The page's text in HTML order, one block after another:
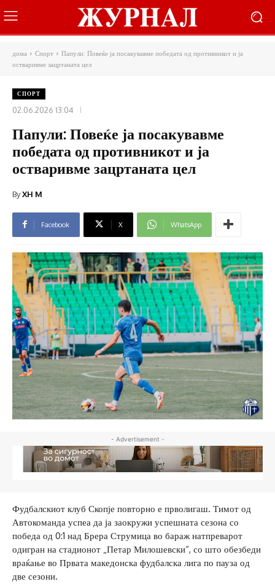
дома Спорт
Папули: Повеќе ја посакувавме победата од противникот и ја
остваривме зацртаната цел
СПОРТ
02.06.2026 13:04
Папули: Повеќе ја посакувавме
победата од противникот и ја
остваривме зацртаната цел
ByXH M
Facebook X WhatsApp
- Advertisement -
Фудбалскиот клуб Скопје повторно е прволигаш. Тимот од
Автокоманда успеа да ја заокружи успешната сезона со
победа од 0:1 над Брера Струмица во бараж натпреварот
одигран на стадионот „Петар Милошевски“, со што обезбеди
враќање во Првата македонска фудбалска лига по пауза од
две сезони.